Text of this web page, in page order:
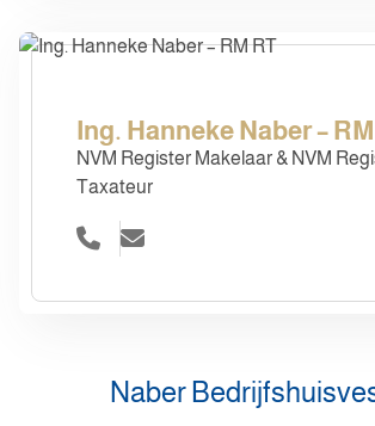
Ing. Hanneke Naber –
NVM Register Makelaar & NVM
Taxateur
Naber